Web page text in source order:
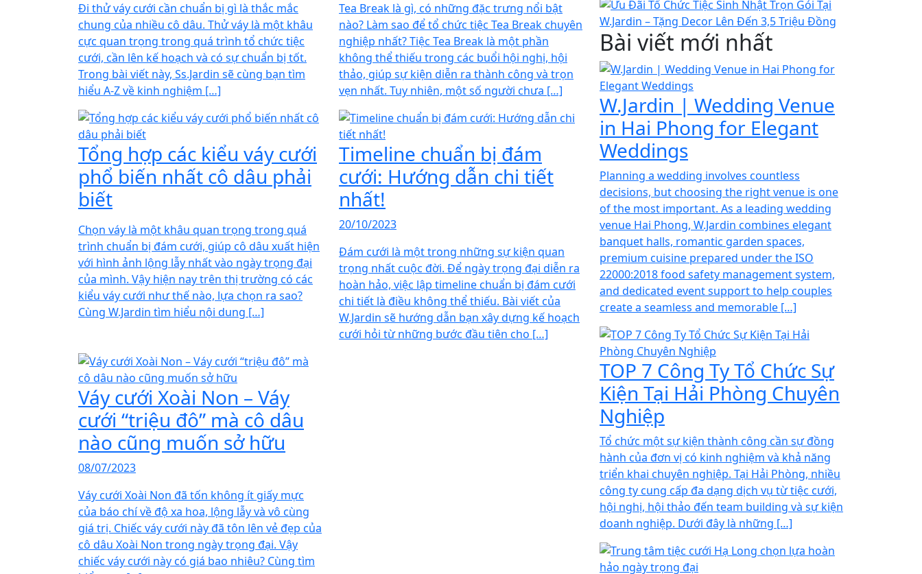
Đi thử váy cưới cần chuẩn bị gì là thắc mắc
chung của nhiều cô dâu. Thử váy là một khâu
cực quan trọng trong quá trình tổ chức tiệc
cưới, cần lên kế hoạch và có sự chuẩn bị tốt.
Trong bài viết này, Ss.Jardin sẽ cùng bạn tìm
hiểu A-Z về kinh nghiệm […]
Tea Break là gì, có những đặc trưng nổi bật
nào? Làm sao để tổ chức tiệc Tea Break chuyên
nghiệp nhất? Tiệc Tea Break là một phần
không thể thiếu trong các buổi hội nghị, hội
thảo, giúp sự kiện diễn ra thành công và trọn
vẹn nhất. Tuy nhiên, một số người chưa […]
Tổng hợp các kiểu váy cưới
phổ biến nhất cô dâu phải
biết
Chọn váy là một khâu quan trọng trong quá
trình chuẩn bị đám cưới, giúp cô dâu xuất hiện
với hình ảnh lộng lẫy nhất vào ngày trọng đại
của mình. Vậy hiện nay trên thị trường có các
kiểu váy cưới như thế nào, lựa chọn ra sao?
Cùng W.Jardin tìm hiểu nội dung […]
Timeline chuẩn bị đám
cưới: Hướng dẫn chi tiết
nhất!
20/10/2023
Đám cưới là một trong những sự kiện quan
trọng nhất cuộc đời. Để ngày trọng đại diễn ra
hoàn hảo, việc lập timeline chuẩn bị đám cưới
chi tiết là điều không thể thiếu. Bài viết của
W.Jardin sẽ hướng dẫn bạn xây dựng kế hoạch
cưới hỏi từ những bước đầu tiên cho […]
Váy cưới Xoài Non – Váy
cưới “triệu đô” mà cô dâu
nào cũng muốn sở hữu
08/07/2023
Váy cưới Xoài Non đã tốn không ít giấy mực
của báo chí về độ xa hoa, lộng lẫy và vô cùng
giá trị. Chiếc váy cưới này đã tôn lên vẻ đẹp của
cô dâu Xoài Non trong ngày trọng đại. Vậy
chiếc váy cưới này có giá bao nhiêu? Cùng tìm
Bài viết mới nhất
W.Jardin | Wedding Venue
in Hai Phong for Elegant
Weddings
Planning a wedding involves countless
decisions, but choosing the right venue is one
of the most important. As a leading wedding
venue Hai Phong, W.Jardin combines elegant
banquet halls, romantic garden spaces,
premium cuisine prepared under the ISO
22000:2018 food safety management system,
and dedicated event support to help couples
create a seamless and memorable […]
TOP 7 Công Ty Tổ Chức Sự
Kiện Tại Hải Phòng Chuyên
Nghiệp
Tổ chức một sự kiện thành công cần sự đồng
hành của đơn vị có kinh nghiệm và khả năng
triển khai chuyên nghiệp. Tại Hải Phòng, nhiều
công ty cung cấp đa dạng dịch vụ từ tiệc cưới,
hội nghị, hội thảo đến team building và sự kiện
doanh nghiệp. Dưới đây là những […]